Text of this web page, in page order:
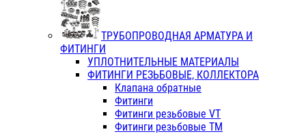
ТРУБОПРОВОДНАЯ АРМАТУРА И
ФИТИНГИ
УПЛОТНИТЕЛЬНЫЕ МАТЕРИАЛЫ
ФИТИНГИ РЕЗЬБОВЫЕ, КОЛЛЕКТОРА
Клапана обратные
Фитинги
Фитинги резьбовые VT
Фитинги резьбовые ТМ